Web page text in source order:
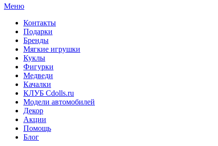
Меню
Контакты
Подарки
Бренды
Мягкие игрушки
Куклы
Фигурки
Медведи
Качалки
КЛУБ Cdolls.ru
Модели автомобилей
Декор
Акции
Помощь
Блог